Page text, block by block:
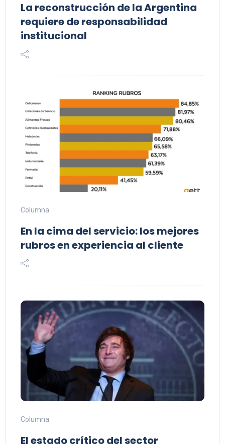
La reconstrucción de la Argentina
requiere de responsabilidad
institucional
Columna
En la cima del servicio: los mejores
rubros en experiencia al cliente
Columna
El estado crítico del sector